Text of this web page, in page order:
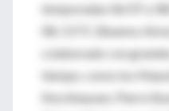
temporadas 06/07 y
08, CETC (Buenos
colaborado con
tiempo, como los
Stockhausen, Pierre